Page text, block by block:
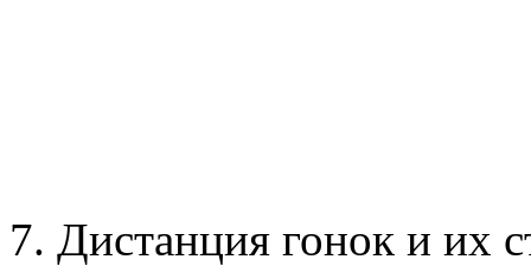
7. Дистанция гонок и их